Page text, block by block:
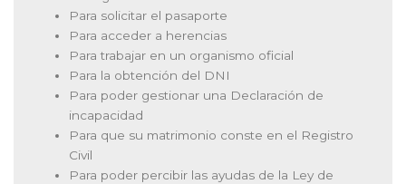
Para solicitar el pasaporte
Para acceder a herencias
Para trabajar en un organismo oficial
Para la obtención del DNI
Para poder gestionar una Declaración de
incapacidad
Para que su matrimonio conste en el Registro
Civil
Para poder percibir las ayudas de la Ley de